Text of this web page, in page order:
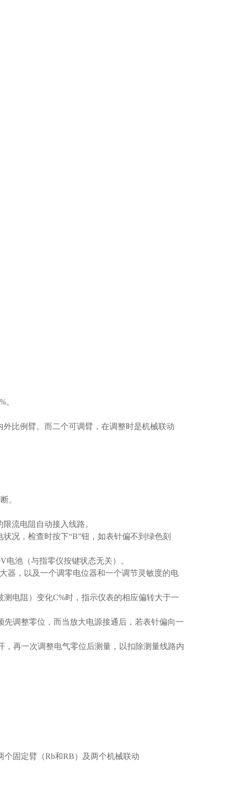
。
比例臂。而二个可调臂，在调整时是机械联动
。
流电阻自动接入线路。
况，检查时按下“B”钮，如表针偏不到绿色刻
池（与指零仪按键状态无关）。
器，以及一个调零电位器和一个调节灵敏度的电
电阻）变化C%时，指示仪表的相应偏转大于一
调整零位，而当放大电源接通后，若表针偏向一
再一次调整电气零位后测量，以扣除测量线路内
个固定臂（Rb和RB）及两个机械联动